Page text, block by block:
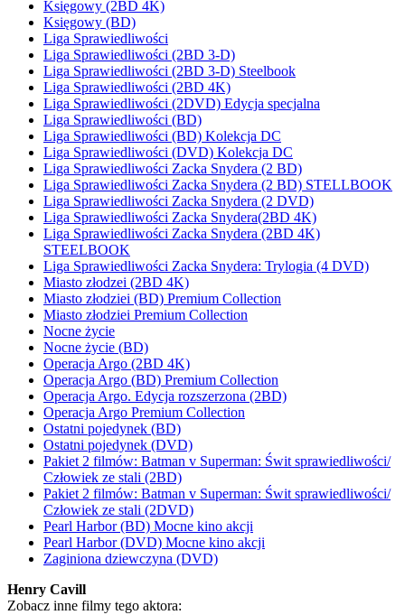
Księgowy (2BD 4K)
Księgowy (BD)
Liga Sprawiedliwości
Liga Sprawiedliwości (2BD 3-D)
Liga Sprawiedliwości (2BD 3-D) Steelbook
Liga Sprawiedliwości (2BD 4K)
Liga Sprawiedliwości (2DVD) Edycja specjalna
Liga Sprawiedliwości (BD)
Liga Sprawiedliwości (BD) Kolekcja DC
Liga Sprawiedliwości (DVD) Kolekcja DC
Liga Sprawiedliwości Zacka Snydera (2 BD)
Liga Sprawiedliwości Zacka Snydera (2 BD) STELLBOOK
Liga Sprawiedliwości Zacka Snydera (2 DVD)
Liga Sprawiedliwości Zacka Snydera(2BD 4K)
Liga Sprawiedliwości Zacka Snydera (2BD 4K)
STEELBOOK
Liga Sprawiedliwości Zacka Snydera: Trylogia (4 DVD)
Miasto złodzei (2BD 4K)
Miasto złodziei (BD) Premium Collection
Miasto złodziei Premium Collection
Nocne życie
Nocne życie (BD)
Operacja Argo (2BD 4K)
Operacja Argo (BD) Premium Collection
Operacja Argo. Edycja rozszerzona (2BD)
Operacja Argo Premium Collection
Ostatni pojedynek (BD)
Ostatni pojedynek (DVD)
Pakiet 2 filmów: Batman v Superman: Świt sprawiedliwości/
Człowiek ze stali (2BD)
Pakiet 2 filmów: Batman v Superman: Świt sprawiedliwości/
Człowiek ze stali (2DVD)
Pearl Harbor (BD) Mocne kino akcji
Pearl Harbor (DVD) Mocne kino akcji
Zaginiona dziewczyna (DVD)
Henry Cavill
Zobacz inne filmy tego aktora: